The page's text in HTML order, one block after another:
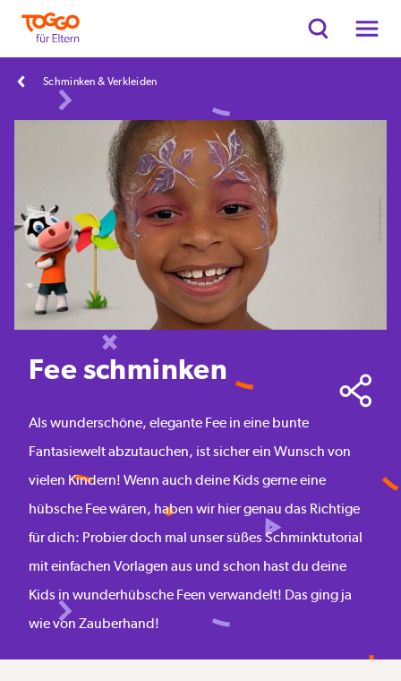
Schminken & Verkleiden
Fee schminken
Als wunderschöne, elegante Fee in eine bunte
Fantasiewelt abzutauchen, ist sicher ein Wunsch von
vielen Kindern! Wenn auch deine Kids gerne eine
hübsche Fee wären, haben wir hier genau das Richtige
für dich: Probier doch mal unser süßes Schminktutorial
mit einfachen Vorlagen aus und schon hast du deine
Kids in wunderhübsche Feen verwandelt! Das ging ja
wie von Zauberhand!